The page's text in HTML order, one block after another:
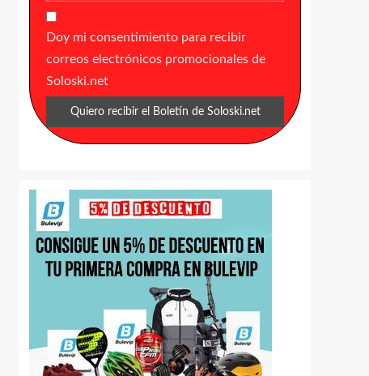
Doy mi consentimiento para recibir
correos electrónicos promocionales de
Soloski.net